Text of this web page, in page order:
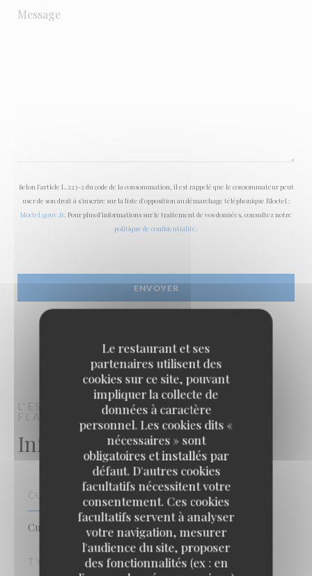
Le restaurant et ses
partenaires utilisent des
cookies sur ce site, pouvant
impliquer la collecte de
données à caractère
personnel. Les cookies dits «
nécessaires » sont
obligatoires et installés par
défaut. D'autres cookies
facultatifs nécessitent votre
consentement. Ces cookies
facultatifs servent à analyser
votre navigation, mesurer
l'audience du site, proposer
des fonctionnalités (ex : en
Selon l'article L.223-2 du code de la consommation, il est rappelé que le consommateur peut
user de son droit à s'inscrire sur la liste d'opposition au démarchage téléphonique Bloctel :
bloctel.gouv.fr . Pour plus d'informations sur le traitement de vos données, consultez notre
politique de confidentialité
L'ESTAMINET LILLOISESTAMINET
FLAMAND
LILLE
Infos pratiques
CUISINE
Cuisine Locale, Régionale, Cuisine Traditionnelle
TYPE DE RESTAURANT